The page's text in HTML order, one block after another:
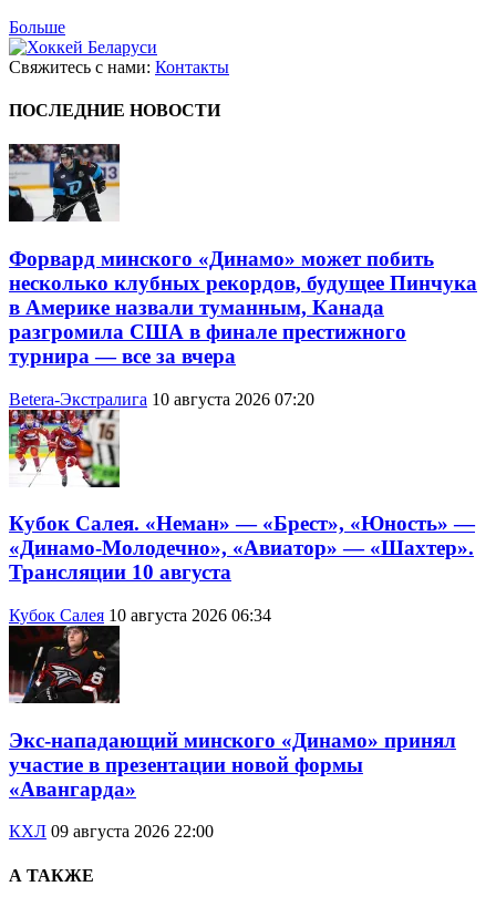
Больше
Свяжитесь с нами: Контакты
ПОСЛЕДНИЕ НОВОСТИ
Форвард минского «Динамо» может побить
несколько клубных рекордов, будущее Пинчука
в Америке назвали туманным, Канада
разгромила США в финале престижного
турнира — все за вчера
Betera-Экстралига 10 августа 2026 07:20
Кубок Салея. «Неман» — «Брест», «Юность» —
«Динамо-Молодечно», «Авиатор» — «Шахтер».
Трансляции 10 августа
Кубок Салея 10 августа 2026 06:34
Экс-нападающий минского «Динамо» принял
участие в презентации новой формы
«Авангарда»
КХЛ 09 августа 2026 22:00
А ТАКЖЕ